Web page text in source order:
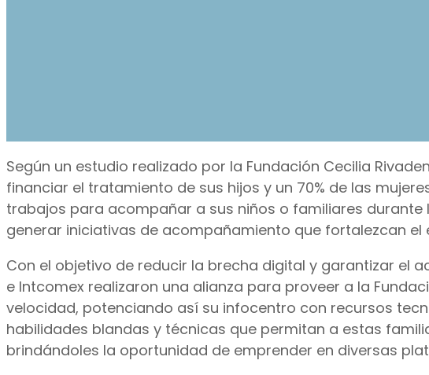
Según un estudio realizado por la Fundación Cecilia
financiar el tratamiento de sus hijos y un 70% de las
trabajos para acompañar a sus niños o familiares
generar iniciativas de acompañamiento que fortalezcan
Con el objetivo de reducir la brecha digital y garantizar el
e Intcomex realizaron una alianza para proveer a la
velocidad, potenciando así su infocentro con recursos
habilidades blandas y técnicas que permitan a estas
brindándoles la oportunidad de emprender en diversas